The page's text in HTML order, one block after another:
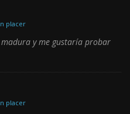
placer
y me gustaría probar
placer